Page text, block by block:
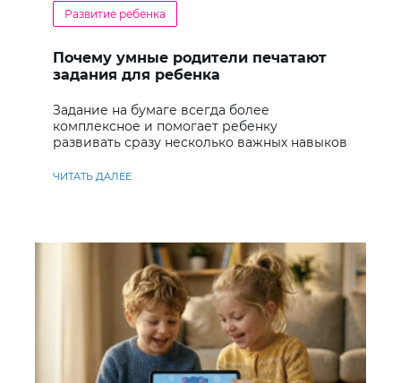
Развитие ребенка
Почему умные родители печатают
задания для ребенка
Задание на бумаге всегда более
комплексное и помогает ребенку
развивать сразу несколько важных навыков
ЧИТАТЬ ДАЛЕЕ